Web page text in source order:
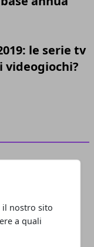
il nostro sito
a quali
le serie tv
videogiochi?
cosa attrae